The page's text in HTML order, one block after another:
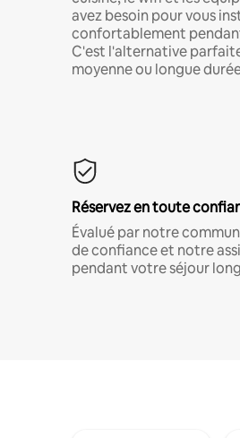
avez besoin pour vous
confortablement
C'est l'alternative
moyenne ou longue
Réservez en toute
Évalué par notre
de confiance et notre
pendant votre séjour